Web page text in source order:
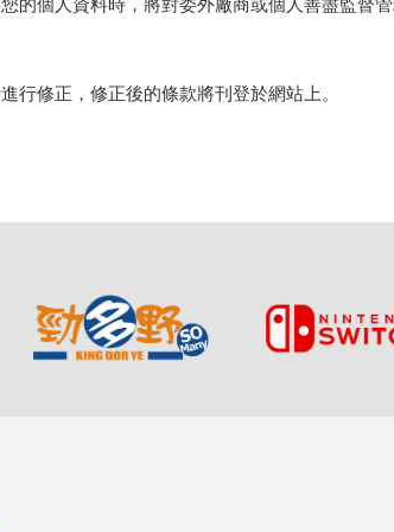
的個人資料時，將對委外廠商或個人善盡監督管
行修正，修正後的條款將刊登於網站上。